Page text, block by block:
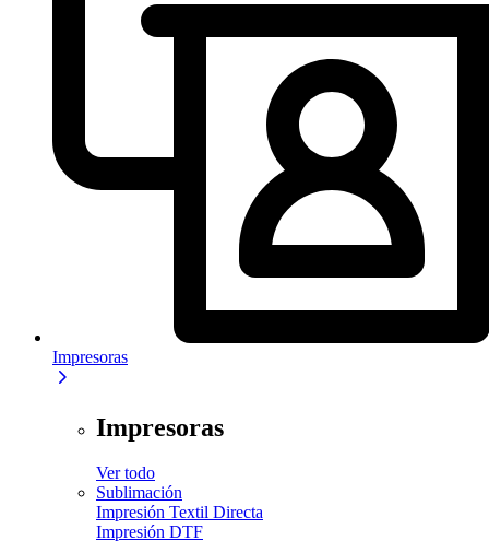
Impresoras
Impresoras
Ver todo
Sublimación
Impresión Textil Directa
Impresión DTF